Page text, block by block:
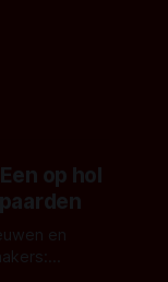
op hol
en